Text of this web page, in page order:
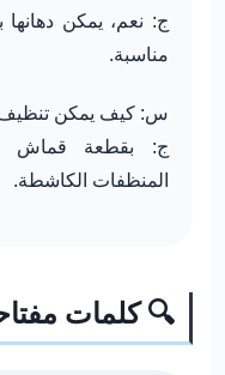
ج: نعم، يمكن
مناسبة.
س: كيف يمكن تنظيف
ج: بقطعة قماش
المنظفات الكاشطة.
🔍 كلمات